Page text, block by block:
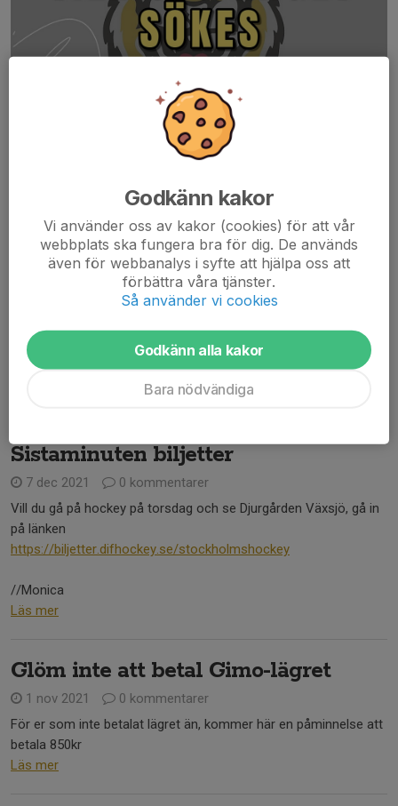
Fysansvarig till kommande U16 2025/2025.
Vi söker dej som har en bakgrund inom träning och hälsa och vill
jobba med ungdomar.
Uppdraget inriktar sig till framförallt vårt U16 lag med födda 2010
men även andra uppdrag kan tillkomma....
Sistaminuten biljetter
7 dec 2021
0 kommentarer
Vill du gå på hockey på torsdag och se Djurgården Växsjö, gå in
på länken
https://biljetter.difhockey.se/stockholmshockey
//Monica
Läs mer
Glöm inte att betal Gimo-lägret
1 nov 2021
0 kommentarer
För er som inte betalat lägret än, kommer här en påminnelse att
betala 850kr
Läs mer
Godkänn kakor
Vi använder oss av kakor (cookies) för att vår
webbplats ska fungera bra för dig. De används
även för webbanalys i syfte att hjälpa oss att
förbättra våra tjänster.
Så använder vi cookies
Godkänn alla kakor
Bara nödvändiga